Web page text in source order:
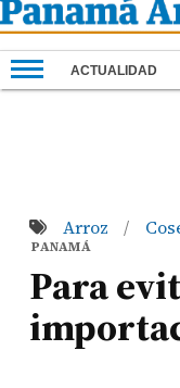
ACTUALIDAD
Arroz /
PANAMÁ
Para